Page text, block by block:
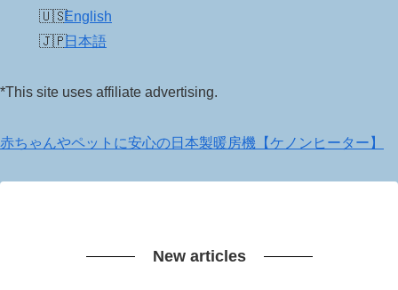
English
日本語
*This site uses affiliate advertising.
赤ちゃんやペットに安心の日本製暖房機【ケノンヒーター】
New articles